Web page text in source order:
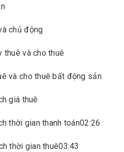
chủ động
thuê và cho thuê
và cho thuê bất động sản
giá thuê
thời gian thanh toán02:26
thời gian thuê03:43